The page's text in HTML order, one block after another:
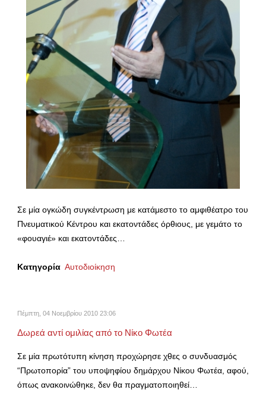
Σε μία ογκώδη συγκέντρωση με κατάμεστο το αμφιθέατρο του
Πνευματικού Κέντρου και εκατοντάδες όρθιους, με γεμάτο το
«φουαγιέ» και εκατοντάδες…
Κατηγορία Αυτοδιοίκηση
Πέμπτη, 04 Νοεμβρίου 2010 23:06
Δωρεά αντί ομιλίας από το Νίκο Φωτέα
Σε μία πρωτότυπη κίνηση προχώρησε χθες ο συνδυασμός
“Πρωτοπορία” του υποψηφίου δημάρχου Νίκου Φωτέα, αφού,
όπως ανακοινώθηκε, δεν θα πραγματοποιηθεί…